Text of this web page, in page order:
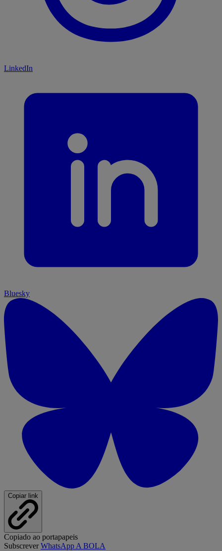
LinkedIn
Bluesky
Copiar link
Copiado ao portapapeis
SubscreverWhatsApp A BOLA